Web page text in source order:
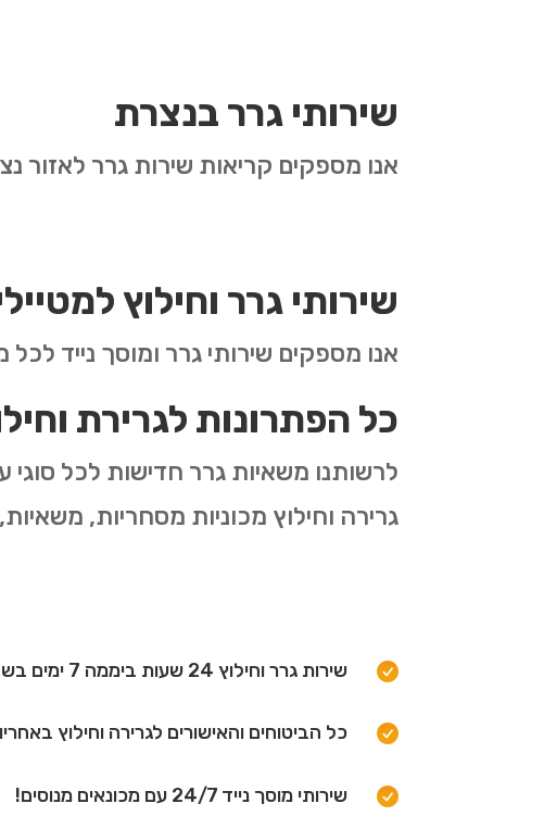
שירותי גרר בנצרת
אנו מספקים קריאות שירות גרר לאזור
שירותי גרר וחילוץ
אנו מספקים שירותי גרר ומוסך נייד
כל הפתרונות לגרירת
לרשותנו משאיות גרר חדישות לכל
גרירה וחילוץ מכוניות מסחריות,
שירות גרר וחילוץ 24 שעות ביממה 7 ימים בשבוע.
כל הביטוחים והאישורים לגרירה וחילוץ
שירותי מוסך נייד 24/7 עם מכונאים מנוסים!